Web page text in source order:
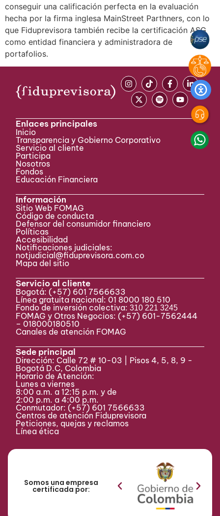
conseguir una calificación perfecta en la evaluación
hecha por la firma inglesa MainStreet Parthners, con lo
que Fiduprevisora también recibe la certificación ASG
como entidad financiera y administradora de
portafolios.
Enlaces principales
Inicio
Transparencia y Gobierno Corporativo
Servicio al cliente
Participa ​
Nosotros
Fondos
Educación Financiera
Información
Sitio Web FOMAG
Código de conducta
Defensor del consumidor financiero
Políticas
Accesibilidad
Notificaciones judiciales:
notjudicial@fiduprevisora.com.co
Mapa del sitio
Servicio al cliente
Bogotá: (+57) 601 7566633
Línea gratuita nacional: 01 8000 180 510
Fondo de inversión colectiva:310 221 3245
FOMAG y Otros Negocios: (+57) 601-7562444
– 018000180510
Canales de atención FOMAG
Sede principal
Dirección: Calle 72 # 10-03 | Pisos 4, 5, 8, 9 -
Bogotá D.C, Colombia
Horario de Atención:
Lunes a viernes
8:00 a.m. a 12:15 p.m. y de
2:00 p.m. a 4:00 p.m.
Conmutador: (+57) 601 7566633
Centros de atención Fiduprevisora
Peticiones, quejas y reclamos
Línea ética
Somos una empresa
certificada por: